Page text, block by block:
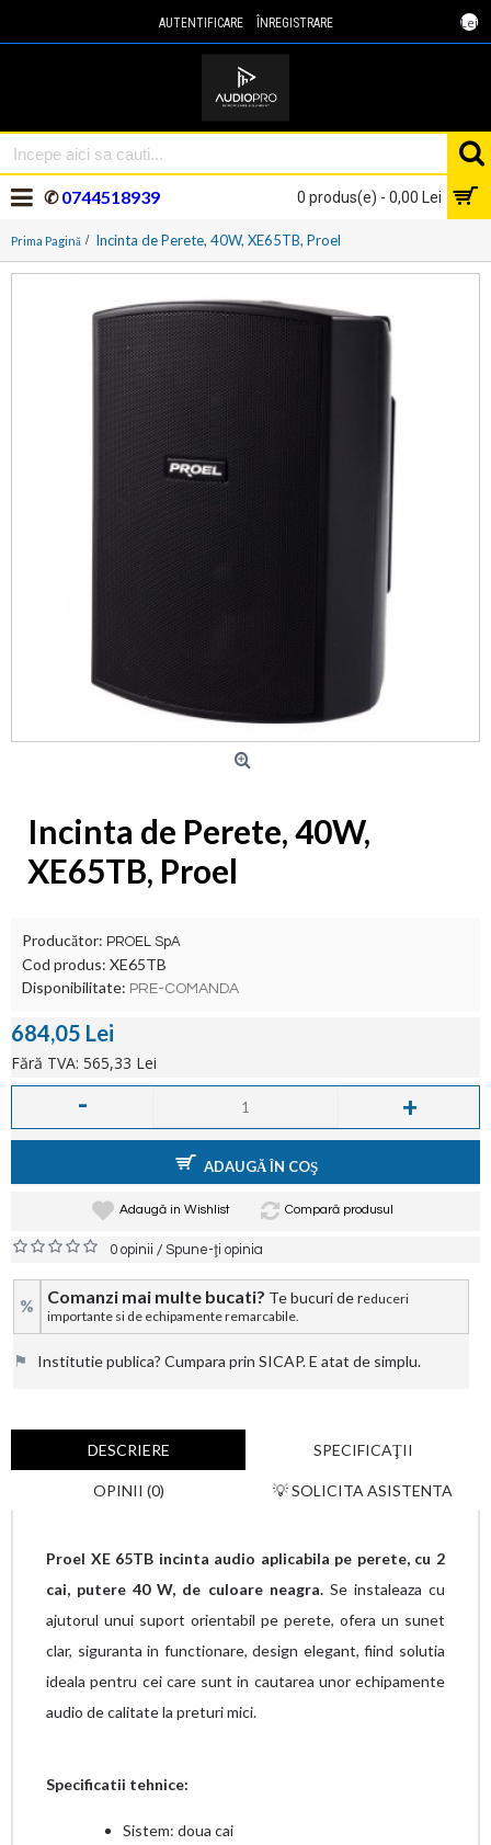
Lei
AUTENTIFICARE ÎNREGISTRARE
0 produs(e) - 0,00 Lei
✆0744518939
Prima Pagină Incinta de Perete, 40W, XE65TB, Proel
Incinta de Perete, 40W,
XE65TB, Proel
Producător: PROEL SpA
Cod produs: XE65TB
Disponibilitate: PRE-COMANDA
684,05 Lei
Fără TVA: 565,33 Lei
- +
ADAUGĂ ÎN COŞ
Adaugă in Wishlist Compară produsul
0 opinii /Spune-ţi opinia
% Comanzi mai multe bucati? Te bucuri de reduceri
importante si de echipamente remarcabile.
⚑ Institutie publica? Cumpara prin SICAP. E atat de simplu.
DESCRIERE SPECIFICAŢII
OPINII (0) 💡 SOLICITA ASISTENTA
Proel XE 65TB incinta audio aplicabila pe perete, cu 2
cai, putere 40 W, de culoare neagra.Se instaleaza cu
ajutorul unui suport orientabil pe perete, ofera un sunet
clar, siguranta in functionare, design elegant, fiind solutia
ideala pentru cei care sunt in cautarea unor echipamente
audio de calitate la preturi mici.
Specificatii tehnice:
Sistem: doua cai